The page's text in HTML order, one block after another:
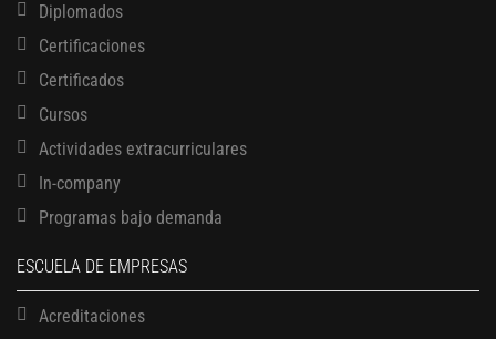
Diplomados
Certificaciones
Certificados
Cursos
Actividades extracurriculares
In-company
Programas bajo demanda
ESCUELA DE EMPRESAS
Acreditaciones